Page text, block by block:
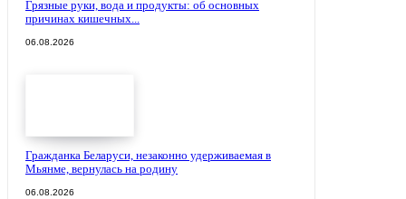
Грязные руки, вода и продукты: об основных
причинах кишечных...
06.08.2026
Гражданка Беларуси, незаконно удерживаемая в
Мьянме, вернулась на родину
06.08.2026